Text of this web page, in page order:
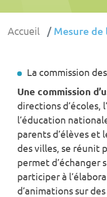
Accueil Mesure
La commission
Une commission
directions d’écoles,
l’éducation
parents d’élèves et
des villes, se réunit
permet d’échanger
participer à
d’animations sur